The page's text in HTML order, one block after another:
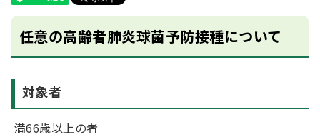
任意の高齢者肺炎球菌予防接種について
対象者
満66歳以上の者